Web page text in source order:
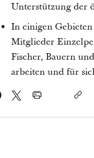
Unterstützung der
In einigen
Mitglieder
Fischer, Bauern
arbeiten und für